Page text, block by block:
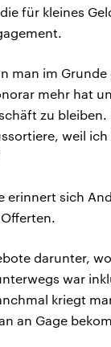
für kleines
man im
mehr hat
zu bleiben.
weil ich
erinnert sich
darunter,
war
kriegt
an Gage